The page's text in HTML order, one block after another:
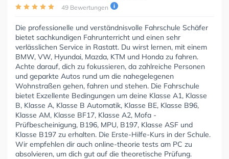
49 Bewertungen
Die professionelle und verständnisvolle Fahrschule Schäfer
bietet sachkundigen Fahrunterricht und einen sehr
verlässlichen Service in Rastatt. Du wirst lernen, mit einem
BMW, VW, Hyundai, Mazda, KTM und Honda zu fahren.
Achte darauf, dich zu fokussieren, da zahlreiche Personen
und geparkte Autos rund um die nahegelegenen
Wohnstraßen gehen, fahren und stehen. Die Fahrschule
bietet Exzellente Bedingungen um deine Klasse A1, Klasse
B, Klasse A, Klasse B Automatik, Klasse BE, Klasse B96,
Klasse AM, Klasse BF17, Klasse A2, Mofa -
Prüfbescheinigung, B196, MPU, B197, Klasse ASF und
Klasse B197 zu erhalten. Die Erste-Hilfe-Kurs in der Schule.
Wir empfehlen dir auch online-theorie tests am PC zu
absolvieren, um dich gut auf die theoretische Prüfung.